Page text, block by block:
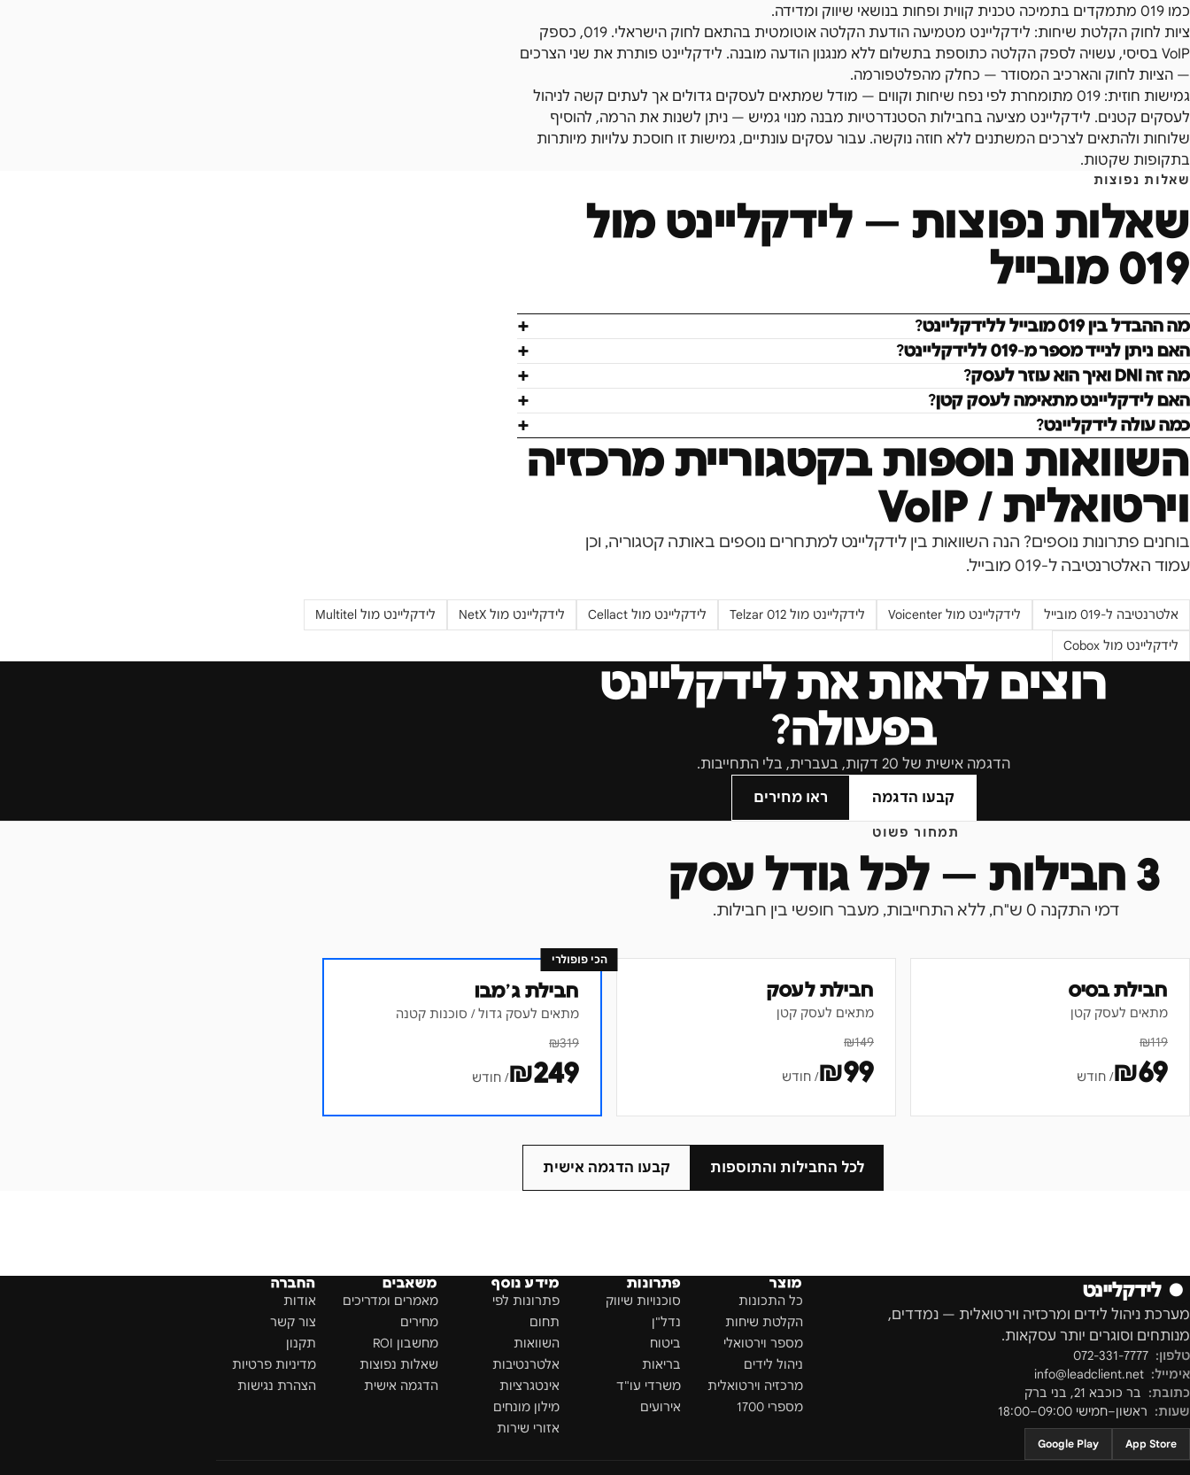
כמו 019 מתמקדים בתמיכה טכנית קווית ופחות בנושאי שיווק ומדידה.
ציות לחוק הקלטת שיחות: לידקליינט מטמיעה הודעת הקלטה אוטומטית בהתאם לחוק הישראלי. 019, כספק
VoIP בסיסי, עשויה לספק הקלטה כתוספת בתשלום ללא מנגנון הודעה מובנה. לידקליינט פותרת את שני הצרכים
— הציות לחוק והארכיב המסודר — כחלק מהפלטפורמה.
גמישות חוזית: 019 מתומחרת לפי נפח שיחות וקווים — מודל שמתאים לעסקים גדולים אך לעתים קשה לניהול
לעסקים קטנים. לידקליינט מציעה בחבילות הסטנדרטיות מבנה מנוי גמיש — ניתן לשנות את הרמה, להוסיף
שלוחות ולהתאים לצרכים המשתנים ללא חוזה נוקשה. עבור עסקים עונתיים, גמישות זו חוסכת עלויות מיותרות
בתקופות שקטות.
שאלות נפוצות
שאלות נפוצות — לידקליינט מול
019 מובייל
מה ההבדל בין 019 מובייל ללידקליינט?
האם ניתן לנייד מספר מ-019 ללידקליינט?
מה זה DNI ואיך הוא עוזר לעסק?
האם לידקליינט מתאימה לעסק קטן?
כמה עולה לידקליינט?
השוואות נוספות בקטגוריית מרכזיה
וירטואלית / VoIP
בוחנים פתרונות נוספים? הנה השוואות בין לידקליינט למתחרים נוספים באותה קטגוריה, וכן
עמוד האלטרנטיבה ל-019 מובייל .
אלטרנטיבה ל-019 מובייל לידקליינט מול Voicenter לידקליינט מול Telzar 012 לידקליינט מול Cellact לידקליינט מול NetX לידקליינט מול Multitel
לידקליינט מול Cobox
רוצים לראות את לידקליינט
בפעולה?
הדגמה אישית של 20 דקות, בעברית, בלי התחייבות.
קבעו הדגמה
ראו מחירים
תמחור פשוט
3 חבילות — לכל גודל עסק
דמי התקנה 0 ש"ח, ללא התחייבות, מעבר חופשי בין חבילות.
חבילת בסיס
מתאים לעסק קטן
₪119
₪69 / חודש
חבילת לעסק
מתאים לעסק קטן
₪149
₪99 / חודש
הכי פופולרי
חבילת ג׳מבו
מתאים לעסק גדול / סוכנות קטנה
₪319
₪249 / חודש
לכל החבילות והתוספות קבעו הדגמה אישית
● לידקליינט
מערכת ניהול לידים ומרכזיה וירטואלית — נמדדים,
מנותחים וסוגרים יותר עסקאות.
טלפון: 072-331-7777
אימייל: info@leadclient.net
כתובת: בר כוכבא 21 , בני ברק
שעות: ראשון–חמישי 09:00–18:00
App Store
Google Play
מוצר
כל התכונות
הקלטת שיחות
מספר וירטואלי
ניהול לידים
מרכזיה וירטואלית
מספרי 1700
פתרונות
סוכנויות שיווק
נדל"ן
ביטוח
בריאות
משרדי עו"ד
אירועים
מידע נוסף
פתרונות לפי
תחום
השוואות
אלטרנטיבות
אינטגרציות
מילון מונחים
אזורי שירות
משאבים
מאמרים ומדריכים
מחירים
מחשבון ROI
שאלות נפוצות
הדגמה אישית
החברה
אודות
צור קשר
תקנון
מדיניות פרטיות
הצהרת נגישות